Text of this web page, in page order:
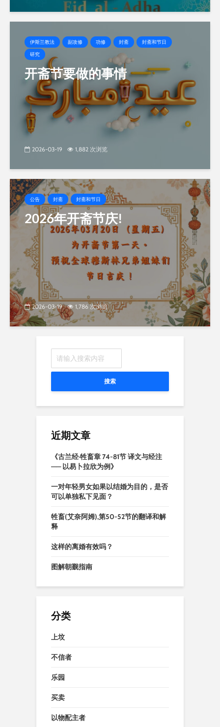
伊斯兰教法 副攻修 功修 封斋
封斋和节日
研究
开斋节要做的事情
2026-03-19 1,882 次浏览
公告 封斋 封斋和节日
2026年开斋节庆!
2026-03-19 1,786 次浏览
搜索
近期文章
《古兰经·牲畜章 74-81节 译文与经注
—— 以易卜拉欣为例》
一对年轻男女如果以结婚为目的，是否
可以单独私下见面？
牲畜(艾奈阿姆),第50-52节的翻译和解
释
这样的离婚有效吗？
图解朝觐指南
分类
上坟
不信者
乐园
买卖
以物配主者